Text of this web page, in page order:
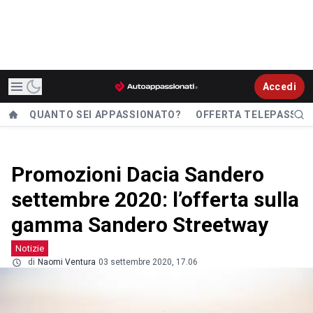
Accedi
QUANTO SEI APPASSIONATO? OFFERTA TELEPASS
Promozioni Dacia Sandero
settembre 2020: l’offerta sulla
gamma Sandero Streetway
Notizie
di Naomi Ventura 03 settembre 2020, 17.06